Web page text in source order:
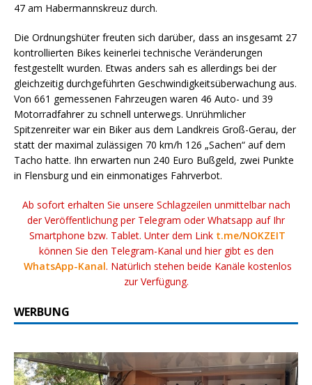
47 am Habermannskreuz durch.
Die Ordnungshüter freuten sich darüber, dass an insgesamt 27
kontrollierten Bikes keinerlei technische Veränderungen
festgestellt wurden. Etwas anders sah es allerdings bei der
gleichzeitig durchgeführten Geschwindigkeitsüberwachung aus.
Von 661 gemessenen Fahrzeugen waren 46 Auto- und 39
Motorradfahrer zu schnell unterwegs. Unrühmlicher
Spitzenreiter war ein Biker aus dem Landkreis Groß-Gerau, der
statt der maximal zulässigen 70 km/h 126 „Sachen“ auf dem
Tacho hatte. Ihn erwarten nun 240 Euro Bußgeld, zwei Punkte
in Flensburg und ein einmonatiges Fahrverbot.
Ab sofort erhalten Sie unsere Schlagzeilen unmittelbar nach
der Veröffentlichung per Telegram oder Whatsapp auf Ihr
Smartphone bzw. Tablet. Unter dem Link t.me/NOKZEIT
können Sie den Telegram-Kanal und hier gibt es den
WhatsApp-Kanal. Natürlich stehen beide Kanäle kostenlos
zur Verfügung.
WERBUNG